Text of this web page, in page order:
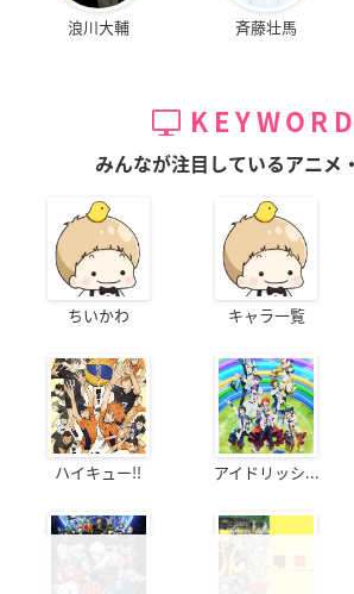
浪川大輔 斉藤壮馬
みんなが注目しているアニメ
ちいかわ キャラ一覧
ハイキュー!! アイドリッシ...